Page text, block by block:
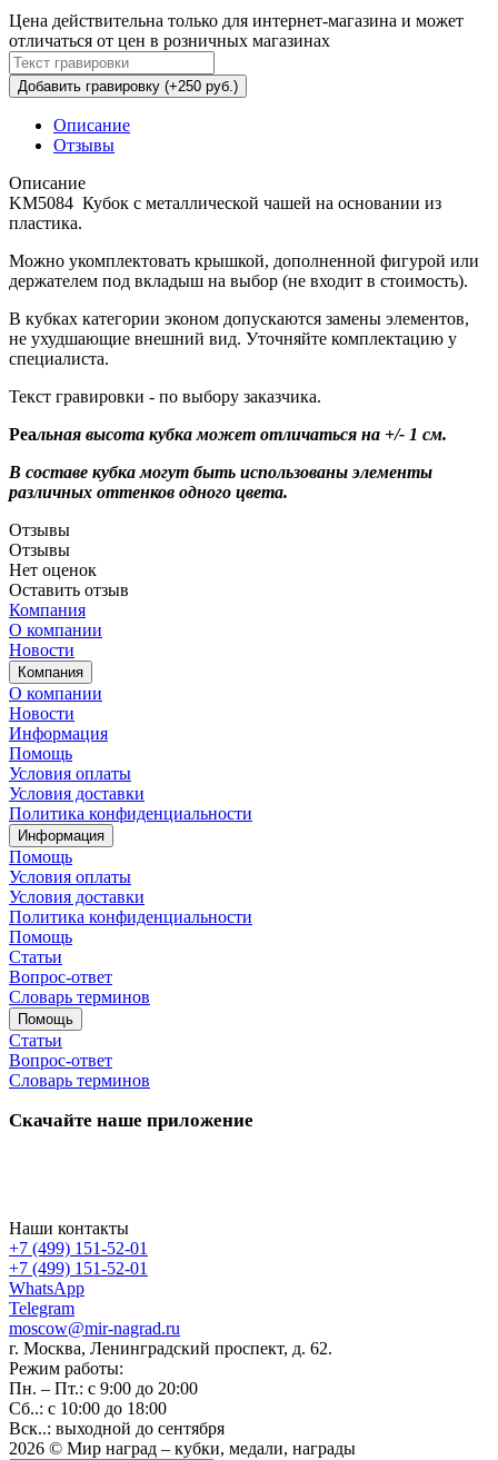
Цена действительна только для интернет-магазина и может
отличаться от цен в розничных магазинах
Добавить гравировку (+250 руб.)
Описание
Отзывы
Описание
KM5084 Кубок с металлической чашей на основании из
пластика.
Можно укомплектовать крышкой, дополненной фигурой или
держателем под вкладыш на выбор (не входит в стоимость).
В кубках категории эконом допускаются замены элементов,
не ухудшающие внешний вид. Уточняйте комплектацию у
специалиста.
Текст гравировки - по выбору заказчика.
Реальная высота кубка может отличаться на +/- 1 см.
В составе кубка могут быть использованы элементы
различных оттенков одного цвета.
Отзывы
Отзывы
Нет оценок
Оставить отзыв
Компания
О компании
Новости
Компания
О компании
Новости
Информация
Помощь
Условия оплаты
Условия доставки
Политика конфиденциальности
Информация
Помощь
Условия оплаты
Условия доставки
Политика конфиденциальности
Помощь
Статьи
Вопрос-ответ
Словарь терминов
Помощь
Статьи
Вопрос-ответ
Словарь терминов
Скачайте наше приложение
Наши контакты
+7 (499) 151-52-01
+7 (499) 151-52-01
WhatsApp
Telegram
moscow@mir-nagrad.ru
г. Москва, Ленинградский проспект, д. 62.
Режим работы:
Пн. – Пт.: с 9:00 до 20:00
Сб..: с 10:00 до 18:00
Вск..: выходной до сентября
2026 © Мир наград – кубки, медали, награды